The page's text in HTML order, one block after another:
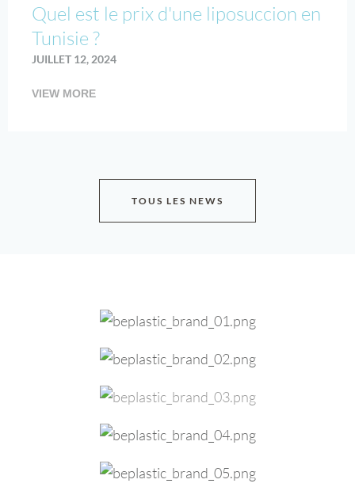
Quel est le prix d'une liposuccion en
Tunisie ?
JUILLET 12, 2024
VIEW MORE
TOUS LES NEWS